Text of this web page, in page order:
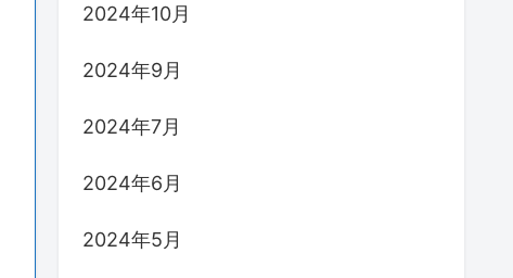
2024年10月
2024年9月
2024年7月
2024年6月
2024年5月